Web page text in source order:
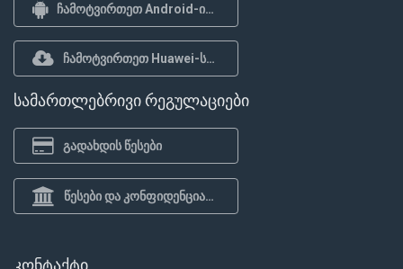
ჩამოტვირთეთ Android-ისთვის
ჩამოტვირთეთ Huawei-სთვის
სამართლებრივი რეგულაციები
გადახდის წესები
წესები და კონფიდენციალურობის პოლიტიკა
კონტაქტი